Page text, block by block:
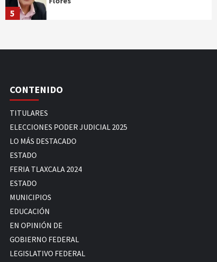
5
CONTENIDO
TITULARES
ELECCIONES PODER JUDICIAL 2025
LO MÁS DESTACADO
ESTADO
FERIA TLAXCALA 2024
ESTADO
MUNICIPIOS
EDUCACIÓN
EN OPINIÓN DE
GOBIERNO FEDERAL
LEGISLATIVO FEDERAL